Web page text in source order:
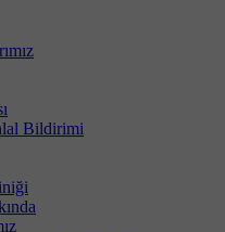
Bildirimi